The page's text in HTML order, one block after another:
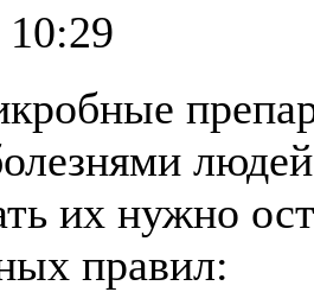
10:29
их нужно
правил: